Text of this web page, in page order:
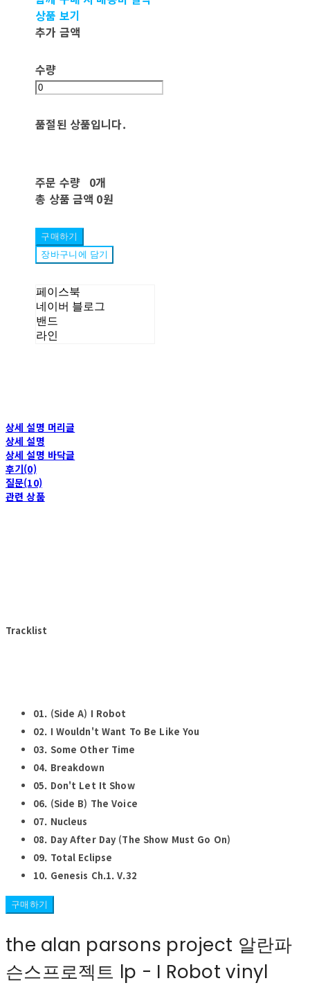
상품 보기
추가 금액
수량
품절된 상품입니다.
주문 수량 0개
총 상품 금액 0원
구매하기
장바구니에 담기
페이스북
네이버 블로그
밴드
라인
상세 설명 머리글
상세 설명
상세 설명 바닥글
후기(0)
질문(10)
관련 상품
Tracklist
01. (Side A) I Robot
02. I Wouldn't Want To Be Like You
03. Some Other Time
04. Breakdown
05. Don't Let It Show
06. (Side B) The Voice
07. Nucleus
08. Day After Day (The Show Must Go On)
09. Total Eclipse
10. Genesis Ch.1. V.32
구매하기
the alan parsons project 알란파
슨스프로젝트 lp - I Robot vinyl